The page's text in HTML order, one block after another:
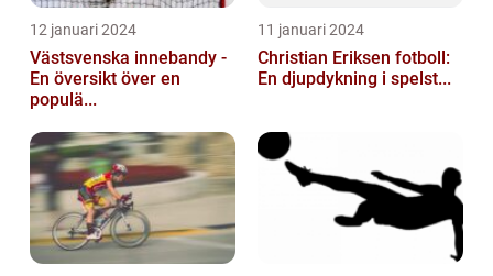
12 januari 2024
Västsvenska innebandy -
En översikt över en
populä...
11 januari 2024
Christian Eriksen fotboll:
En djupdykning i spelst...